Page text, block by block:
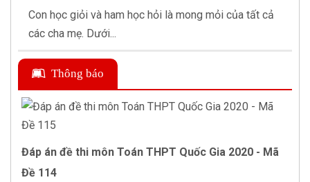
Con học giỏi và ham học hỏi là mong mỏi của tất cả
các cha mẹ. Dưới...
Thông báo
Đáp án đề thi môn Toán THPT Quốc Gia 2020 - Mã
Đề 114